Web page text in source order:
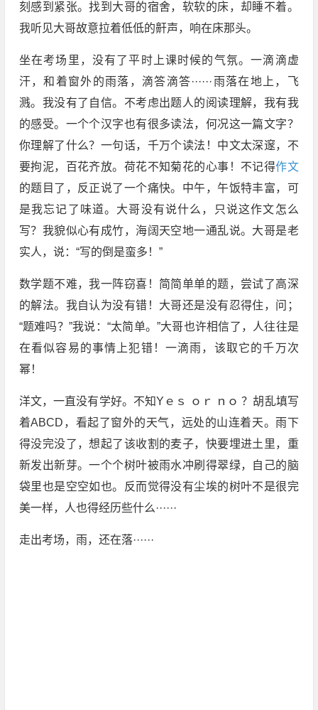
刻感到紧张。找到大哥的宿舍，软软的床，却睡不着。
我听见大哥故意拉着低低的鼾声，响在床那头。
坐在考场里，没有了平时上课时候的气氛。一滴滴虚
汗，和着窗外的雨落，滴答滴答······雨落在地上，飞
溅。我没有了自信。不考虑出题人的阅读理解，我有我
的感受。一个个汉字也有很多读法，何况这一篇文字？
你理解了什么？一句话，千万个读法！中文太深邃，不
要拘泥，百花齐放。荷花不知菊花的心事！不记得作文
的题目了，反正说了一个痛快。中午，午饭特丰富，可
是我忘记了味道。大哥没有说什么，只说这作文怎么
写？我貌似心有成竹，海阔天空地一通乱说。大哥是老
实人，说：“写的倒是蛮多！”
数学题不难，我一阵窃喜！简简单单的题，尝试了高深
的解法。我自认为没有错！大哥还是没有忍得住，问；
“题难吗？”我说：“太简单。”大哥也许相信了，人往往是
在看似容易的事情上犯错！一滴雨，该取它的千万次
幂！
洋文，一直没有学好。不知Yｅｓ ｏｒ ｎｏ ？胡乱填写
着ABCD，看起了窗外的天气，远处的山连着天。雨下
得没完没了，想起了该收割的麦子，快要埋进土里，重
新发出新芽。一个个树叶被雨水冲刷得翠绿，自己的脑
袋里也是空空如也。反而觉得没有尘埃的树叶不是很完
美一样，人也得经历些什么······
走出考场，雨，还在落······